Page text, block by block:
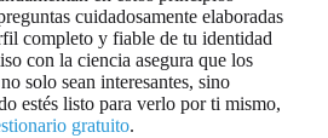
cuidadosamente elaboradas
completo y fiable de tu identidad
con la ciencia asegura que los
solo sean interesantes, sino
estés listo para verlo por ti mismo,
gratuito.